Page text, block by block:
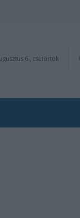
6., csütörtök